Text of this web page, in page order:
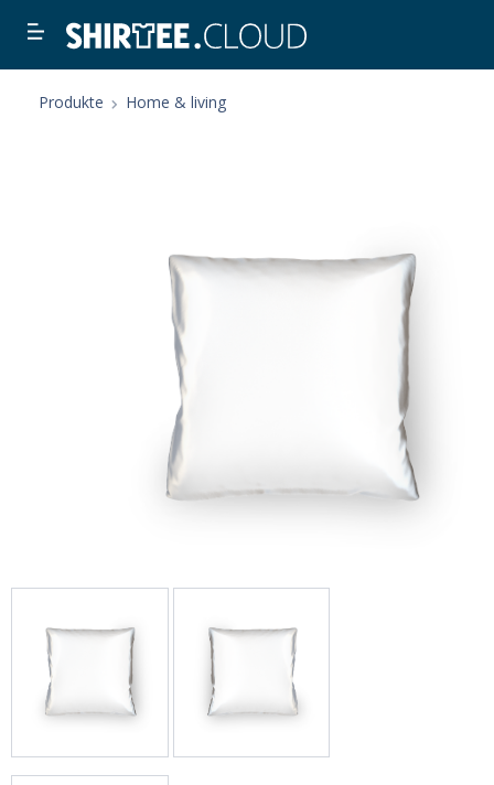
Produkte Home & living